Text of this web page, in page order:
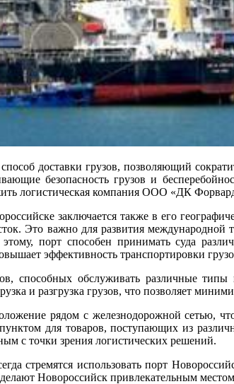
доставки грузов, позволяющий
безопасность грузов и
логистическая компания ООО «ДК
заключается также в его
Это важно для развития международной
порт способен принимать суда
эффективность транспортировки
способных обслуживать различные
и разгрузка грузов, что позволяет
рядом с железнодорожной сетью,
для товаров, поступающих из
с точки зрения логистических решений.
стремятся использовать порт
Новороссийск привлекательным